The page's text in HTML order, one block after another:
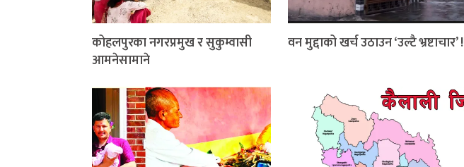
कोहलपुरका नगरप्रमुख र सुकुम्वासी
आमनेसामाने
वन मुद्दाको खर्च उठाउन ‘उल्टै भ्रष्टाचार’ !